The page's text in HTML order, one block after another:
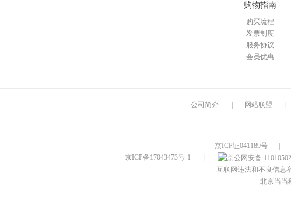
购物指南
购买流程
发票制度
服务协议
会员优惠
公司简介 网站联盟
京ICP证041189号
京ICP备17043473号-1
互联网违法和不良信息
北京当当